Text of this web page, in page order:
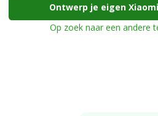
Ontwerp je eigen
Op zoek naar een andere